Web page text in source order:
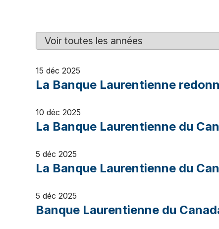
e
r
o
s
c
é
15 déc 2025
La Banque Laurentienne
10 déc 2025
La Banque Laurentienne du
5 déc 2025
La Banque Laurentienne du
5 déc 2025
Banque Laurentienne du